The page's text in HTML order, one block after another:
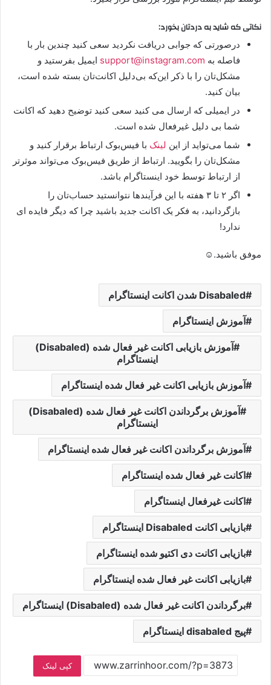
نکاتی که شاید به دردتان بخورد:
درصورتی که جوابی دریافت نکردید سعی کنید چندین بار با
فاصله به support@instagram.com ایمیل بفرستید و
مشکل‌تان را با ذکر این‌که بی‌دلیل اکانت‌تان بسته شده است،
بیان کنید.
در ایمیلی که ارسال می کنید سعی کنید توضیح دهید که اکانت
شما بی دلیل غیرفعال شده است.
شما می‌تواید از این لینک با فیس‌بوک ارتباط برقرار کنید و
مشکل‌تان را بگویید. ارتباط از طریق فیس‌بوک می‌تواند موثرتر
از ارتباط توسط خود اینستاگرام باشد.
اگر ۲ تا ۳ هفته با این فرآیند‌ها نتوانستید حساب‌تان را
بازگردانید، به فکر یک اکانت جدید باشید چرا که دیگر فایده ای
ندارد!
موفق باشید.☺
Disabaled شدن اکانت اینستاگرام
آموزش اینستاگرام
آموزش بازیابی اکانت غیر فعال شده (Disabaled)
اینستاگرام
آموزش بازیابی اکانت غیر فعال شده اینستاگرام
آموزش برگرداندن اکانت غیر فعال شده (Disabaled)
اینستاگرام
آموزش برگرداندن اکانت غیر فعال شده اینستاگرام
اکانت غیر فعال شده اینستاگرام
اکانت غیرفعال اینستاگرام
بازیابی اکانت Disabaled اینستاگرام
بازیابی اکانت دی اکتیو شده اینستاگرام
بازیابی اکانت غیر فعال شده اینستاگرام
برگرداندن اکانت غیر فعال شده (Disabaled) اینستاگرام
پیج disabaled اینستاگرام
کپی لینک